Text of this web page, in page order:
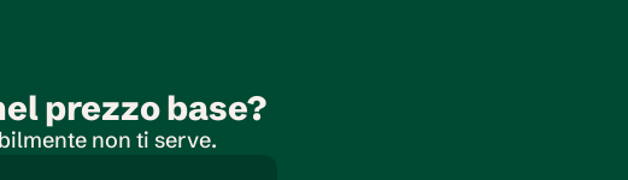
prezzo base?
non ti serve.